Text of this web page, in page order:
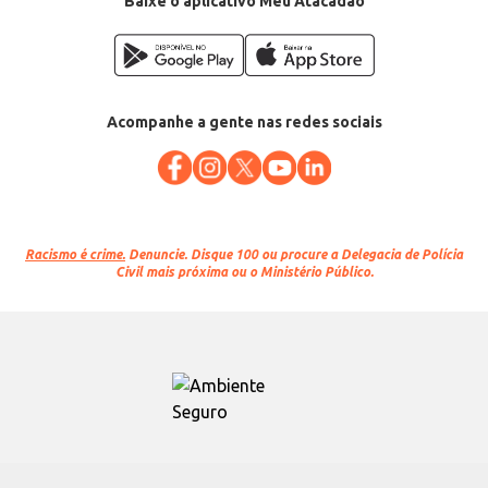
Acompanhe a gente nas redes sociais
Racismo é crime. Denuncie. Disque 100 ou procure a Delegacia de Polícia
Civil mais próxima ou o Ministério Público.